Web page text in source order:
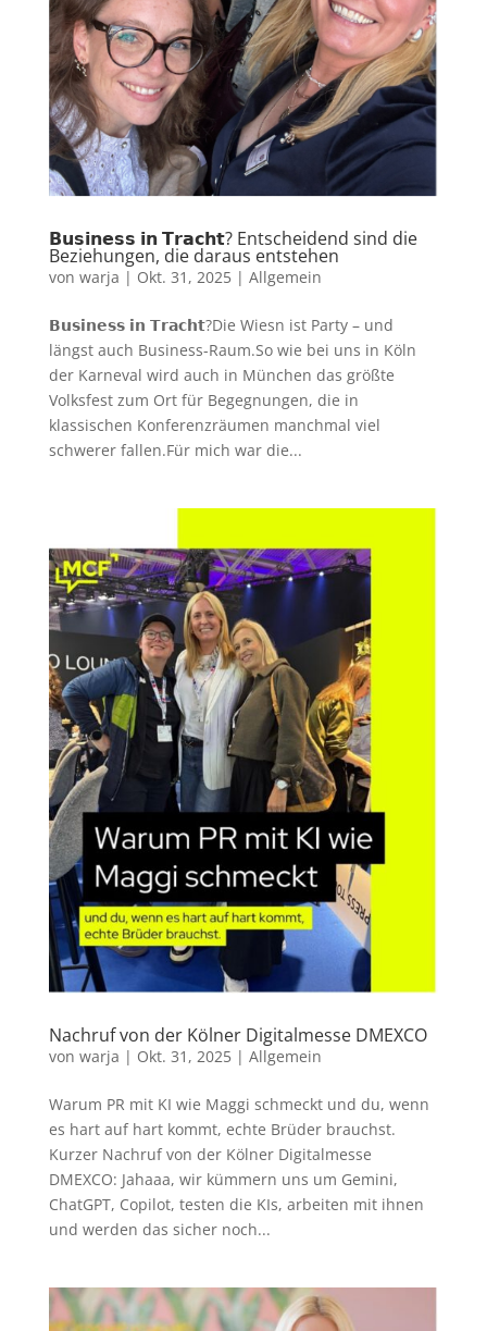
𝗕𝘂𝘀𝗶𝗻𝗲𝘀𝘀 𝗶𝗻 𝗧𝗿𝗮𝗰𝗵𝘁? Entscheidend sind die
Beziehungen, die daraus entstehen
von warja | Okt. 31, 2025| Allgemein
𝗕𝘂𝘀𝗶𝗻𝗲𝘀𝘀 𝗶𝗻 𝗧𝗿𝗮𝗰𝗵𝘁?Die Wiesn ist Party – und
längst auch Business-Raum.So wie bei uns in Köln
der Karneval wird auch in München das größte
Volksfest zum Ort für Begegnungen, die in
klassischen Konferenzräumen manchmal viel
schwerer fallen.Für mich war die...
Nachruf von der Kölner Digitalmesse DMEXCO
von warja | Okt. 31, 2025| Allgemein
Warum PR mit KI wie Maggi schmeckt und du, wenn
es hart auf hart kommt, echte Brüder brauchst.
Kurzer Nachruf von der Kölner Digitalmesse
DMEXCO: Jahaaa, wir kümmern uns um Gemini,
ChatGPT, Copilot, testen die KIs, arbeiten mit ihnen
und werden das sicher noch...